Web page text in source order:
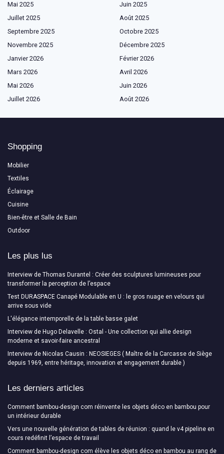
Mai 2025
Juin 2025
Juillet 2025
Août 2025
Septembre 2025
Octobre 2025
Novembre 2025
Décembre 2025
Janvier 2026
Février 2026
Mars 2026
Avril 2026
Mai 2026
Juin 2026
Juillet 2026
Août 2026
Shopping
Mobilier
Textiles
Éclairage
Cuisine
Bien-être et Salle de Bain
Outdoor
Les plus lus
Interview de Thomas Durantel : Créer des sculptures lumineuses pour
transformer la perception de l’espace
Test DURASPACE Canapé Modulable en U : le gros nuage en velours qui
arrive sous vide
L'élégance intemporelle de la table basse galet
Interview de Hugo Delavelle : Ostal - Une collection qui allie design
moderne et savoir-faire ancestral
Interview de Nicolas Causin : NEOSIEGES ( Maître de la Carcasse de Siège
depuis 1969, entre héritage, innovation et engagement durable )
Les derniers articles
Comment bambou-design com réinvente les objets déco en bambou pour
un intérieur durable
Vers une nouvelle génération de tables de réunion : quand le v4 pipeline en
cours redéfinit l’espace de travail
Comment bambou-design com élève les objets déco en bambou au rang de